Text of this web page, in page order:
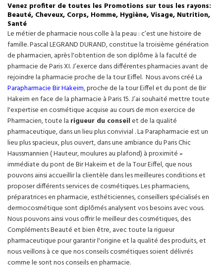
Venez profiter de toutes les Promotions sur tous les rayons:
Beauté, Cheveux, Corps, Homme, Hygiène, Visage, Nutrition,
Santé
Le métier de pharmacie nous colle à la peau : c’est une histoire de
famille. Pascal LEGRAND DURAND, constitue la troisième génération
de pharmacien, après l'obtention de son diplôme à la faculté de
pharmacie de Paris XI. J’exerce dans différentes pharmacies avant de
rejoindre la pharmacie proche de la tour Eiffel. Nous avons créé La
Parapharmacie Bir Hakeim, proche de la tourEiffelet du pont de Bir
Hakeim en face de la pharmacie à Paris 15. J’ai souhaité mettre toute
l'expertise en cosmétique acquise au cours de mon exercice de
Pharmacien, toute la rigueur du conseilet de la qualité
pharmaceutique, dans un lieu plus convivial . La Parapharmacie est un
lieu plus spacieux, plus ouvert, dans une ambiance du Paris Chic
Haussmannien ( Hauteur, moulures au plafond) à proximité »
immédiate du pont de Bir Hakeim et de la Tour Eiffel, que nous
pouvons ainsi accueillir la clientèle dans les meilleures conditions et
proposer différents services de cosmétiques. Les pharmaciens,
préparatrices en pharmacie, esthéticiennes, conseillers spécialisés en
dermocosmétique sont diplômés analysent vos besoins avec vous.
Nous pouvons ainsi vous offrir le meilleur des cosmétiques, des
Compléments Beauté et bien être, avec toute la rigueur
pharmaceutique pour garantir l'origine et la qualité des produits, et
nous veillons à ce que nos conseils cosmétiques soient délivrés
comme le sont nos conseils en pharmacie.